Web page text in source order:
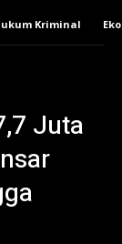
Kriminal
Juta